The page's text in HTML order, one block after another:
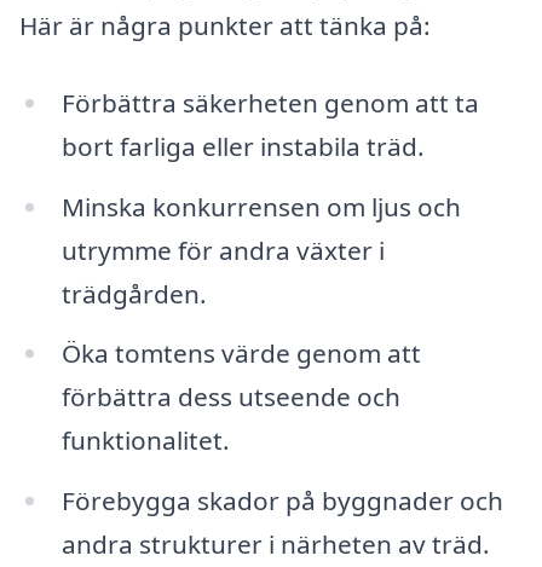
Här är några punkter att tänka på:
Förbättra säkerheten genom att ta
bort farliga eller instabila träd.
Minska konkurrensen om ljus och
utrymme för andra växter i
trädgården.
Öka tomtens värde genom att
förbättra dess utseende och
funktionalitet.
Förebygga skador på byggnader och
andra strukturer i närheten av träd.